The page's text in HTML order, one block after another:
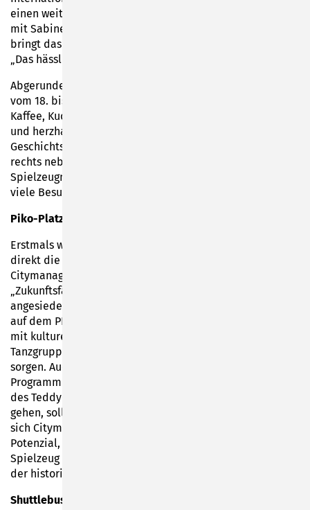
einen weiteren Höhepunkt: Ab 10 Uhr gibt es „Filz-Spiele“
mit Sabine Wanner und jeweils um 14.30 und um 16 Uhr
bringt das Meininger Staatstheater sein Puppenspiel
„Das hässliche Entlein“ zur Aufführung.
Abgerundet wird das Ganze durch ein Museums-Café, das
vom 18. bis 21. Mai zwischen 11 und 17 Uhr die Gäste mit
Kaffee, Kuchen, delikaten Winzerweinen, Durstlöschern
und herzhaften Gaumenfreuden verwöhnt. Der
Geschichts- und Museumsverein hält dieses Angebot
rechts neben dem Eingangsbereich des Deutschen
Spielzeugmuseums vor und freut sich schon jetzt auf
viele Besucher.
Piko-Platz
Erstmals wird zum Internationalen PuppenFestival auch
direkt die Innenstadt involviert werden. Über das neue
Citymanagement, gefördert über das Bundesprogramm
„Zukunftsfähige Innenstädte und Zentren“ und
angesiedelt beim Spielzeugverein Sonneberg, ist direkt
auf dem PIKO-Platz am 19. und 20. Mai 2023 eine Bühne
mit kulturellem Programm vorgesehen. Chöre, Bands und
Tanzgruppen aus der Region sollen für Unterhaltung
sorgen. Auch ein gastronomisches Angebot und ein
Programm für Kinder sind geplant. „Wenn die Besucher
des Teddy- und Puppenfestivals durch die Bahnhofstraße
gehen, sollen sie auch was geboten bekommen“, wünscht
sich Citymanagerin Sue Bähring. Das Festival habe
Potenzial, das Markenfest für Sonneberg zu sein. Denn
Spielzeug ist ein Thema, womit die Stadt auch jenseits
der historischen Sichtweise punkten könne.
Shuttlebus zwischen Neustadt und Sonneberg